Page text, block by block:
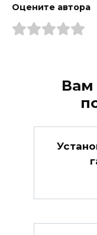
Оцените автора
Вам